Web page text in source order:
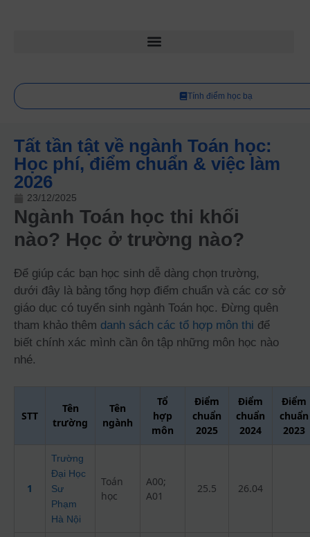
Tính điểm học bạ
Tất tần tật về ngành Toán học:
Học phí, điểm chuẩn & việc làm
2026
23/12/2025
Ngành Toán học thi khối
nào? Học ở trường nào?
Để giúp các bạn học sinh dễ dàng chọn trường,
dưới đây là bảng tổng hợp điểm chuẩn và các cơ sở
giáo dục có tuyển sinh ngành Toán học. Đừng quên
tham khảo thêm danh sách các tổ hợp môn thi để
biết chính xác mình cần ôn tập những môn học nào
nhé.
STT
Tên
trường
Tên
ngành
Tổ
hợp
môn
Điểm
chuẩn
2025
Điểm
chuẩn
2024
Điểm
chuẩn
2023
1
Trường
Đại Học
Sư
Phạm
Hà Nội
Toán
học
A00;
A01
25.5 26.04